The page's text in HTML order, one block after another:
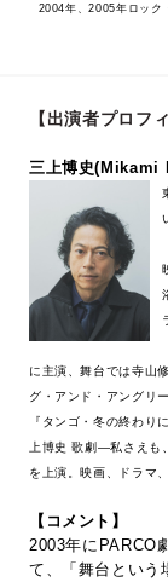
2004年、2005年ロック
【出演者プロフ
三上博史(Mikami
に主演、舞台では寺山
グ・アンド・アングリ
『タンゴ・冬の終わり
上博史 歌劇―私さえも
を上演。映画、ドラマ
【コメント】
2003年にPARCO
て、「舞台という